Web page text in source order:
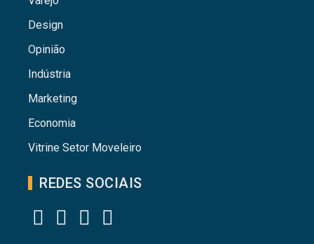
Design
Opinião
Indústria
Marketing
Economia
Vitrine Setor Moveleiro
REDES SOCIAIS